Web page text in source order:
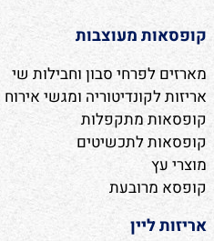
קופסאות מעוצבות
מארזים לפרחי סבון וחבילות שי
אריזות לקונדיטוריה ומגשי אירוח
קופסאות מתקפלות
קופסאות לתכשיטים
מוצרי עץ
קופסא מרובעת
אריזות ליין